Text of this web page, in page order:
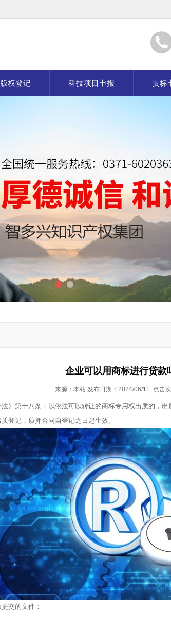
版权登记 科技项目申报 贯标
企业可以用商标进行贷款
来源：本站 发布日期：2024/06/11 点击次
法》第十八条：以依法可以转让的商标专用权出质的，
登记，质押合同自登记之日起生效。
交的文件：